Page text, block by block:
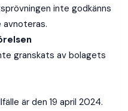
inte godkänns
granskats av bolagets
är den 19 april 2024.